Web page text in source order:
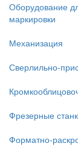
Оборудование
маркировки
Механизация
Сверлильно-
Фрезерные
Форматно-